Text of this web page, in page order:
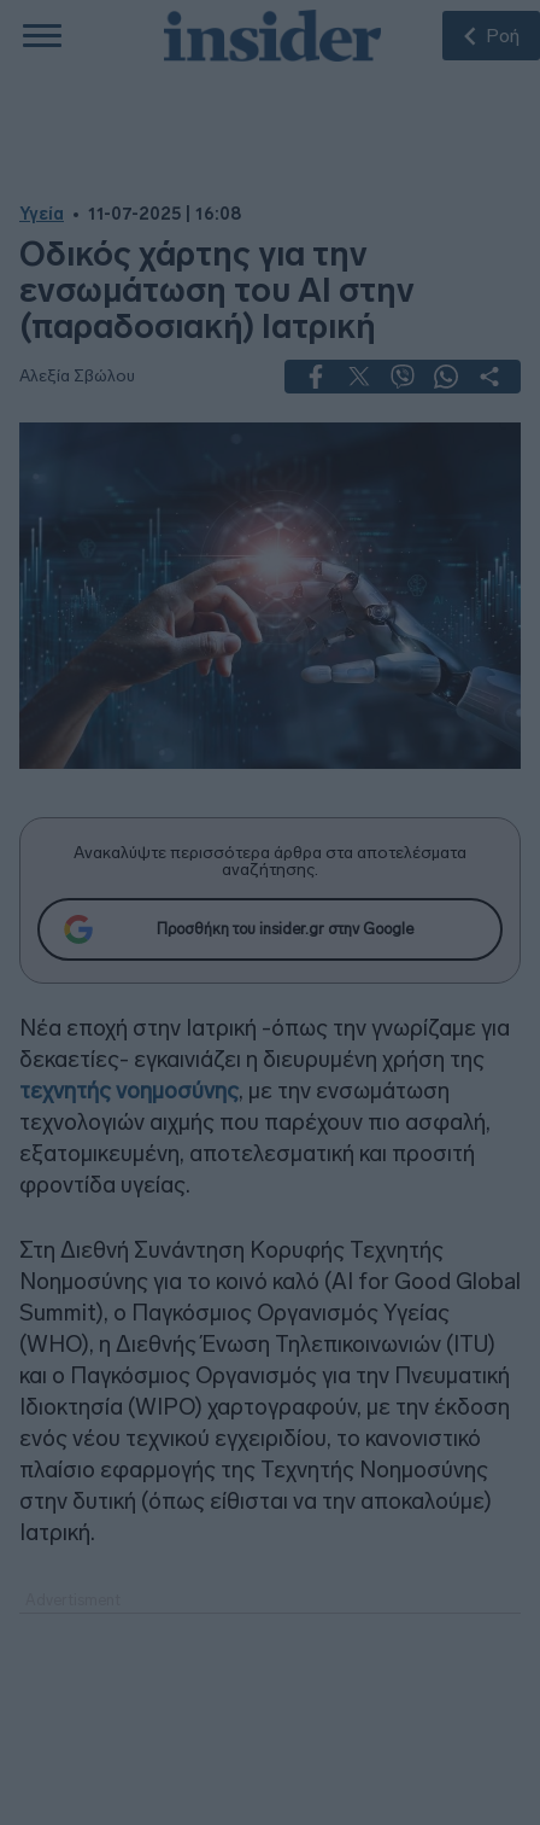
Ροή
Υγεία 11-07-2025 | 16:08
Οδικός χάρτης για την
ενσωμάτωση του ΑΙ στην
(παραδοσιακή) Ιατρική
Αλεξία Σβώλου
Ανακαλύψτε περισσότερα άρθρα στα αποτελέσματα
αναζήτησης.
Προσθήκη του insider.gr στην Google
Νέα εποχή στην Ιατρική -όπως την γνωρίζαμε για
δεκαετίες- εγκαινιάζει η διευρυμένη χρήση της
τεχνητής νοημοσύνης, με την ενσωμάτωση
τεχνολογιών αιχμής που παρέχουν πιο ασφαλή,
εξατομικευμένη, αποτελεσματική και προσιτή
φροντίδα υγείας.
Στη Διεθνή Συνάντηση Κορυφής Τεχνητής
Νοημοσύνης για το κοινό καλό (AI for Good Global
Summit), ο Παγκόσμιος Οργανισμός Υγείας
(WHO), η Διεθνής Ένωση Τηλεπικοινωνιών (ITU)
και ο Παγκόσμιος Οργανισμός για την Πνευματική
Ιδιοκτησία (WIPO) χαρτογραφούν, με την έκδοση
ενός νέου τεχνικού εγχειριδίου, το κανονιστικό
πλαίσιο εφαρμογής της Τεχνητής Νοημοσύνης
στην δυτική (όπως είθισται να την αποκαλούμε)
Ιατρική.